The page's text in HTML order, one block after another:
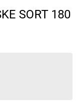
SORT 180